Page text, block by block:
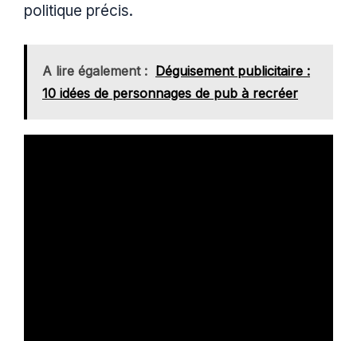
politique précis.
A lire également : Déguisement publicitaire :
10 idées de personnages de pub à recréer